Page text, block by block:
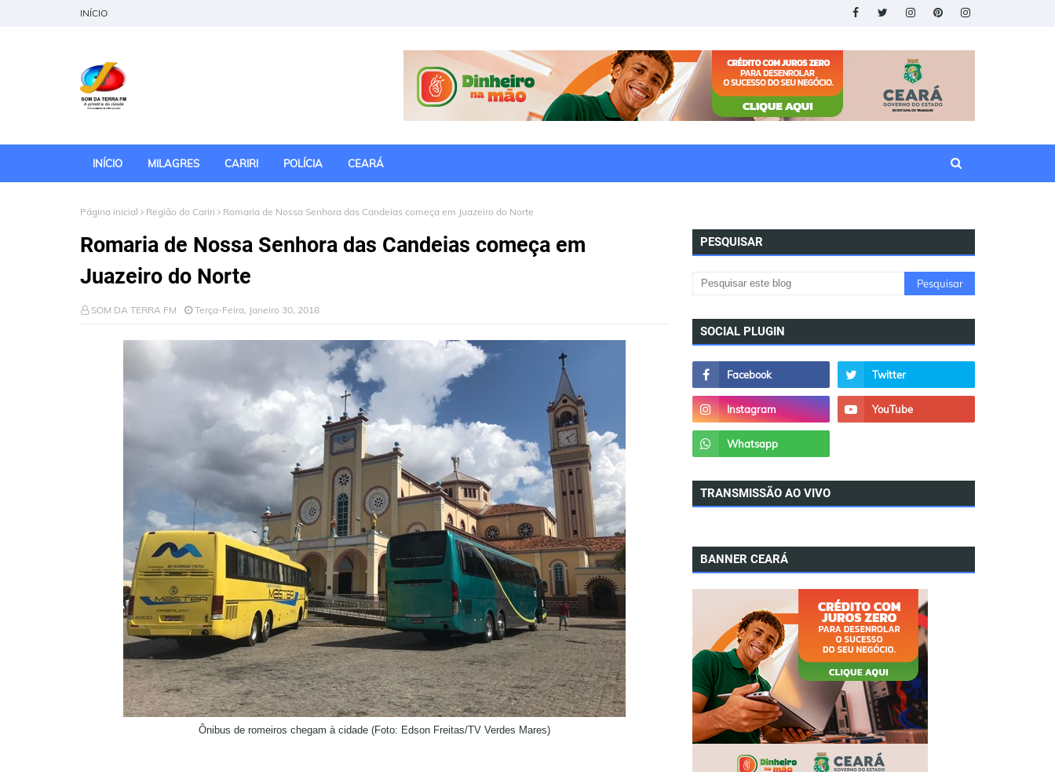
INÍCIO
INÍCIO MILAGRES CARIRI POLÍCIA CEARÁ
Página inicial Região do Cariri Romaria de Nossa Senhora das Candeias começa em Juazeiro do Norte
Romaria de Nossa Senhora das Candeias começa em
Juazeiro do Norte
SOM DA TERRA FM Terça-Feira, Janeiro 30, 2018
Ônibus de romeiros chegam à cidade (Foto: Edson Freitas/TV Verdes Mares)
PESQUISAR
SOCIAL PLUGIN
TRANSMISSÃO AO VIVO
BANNER CEARÁ